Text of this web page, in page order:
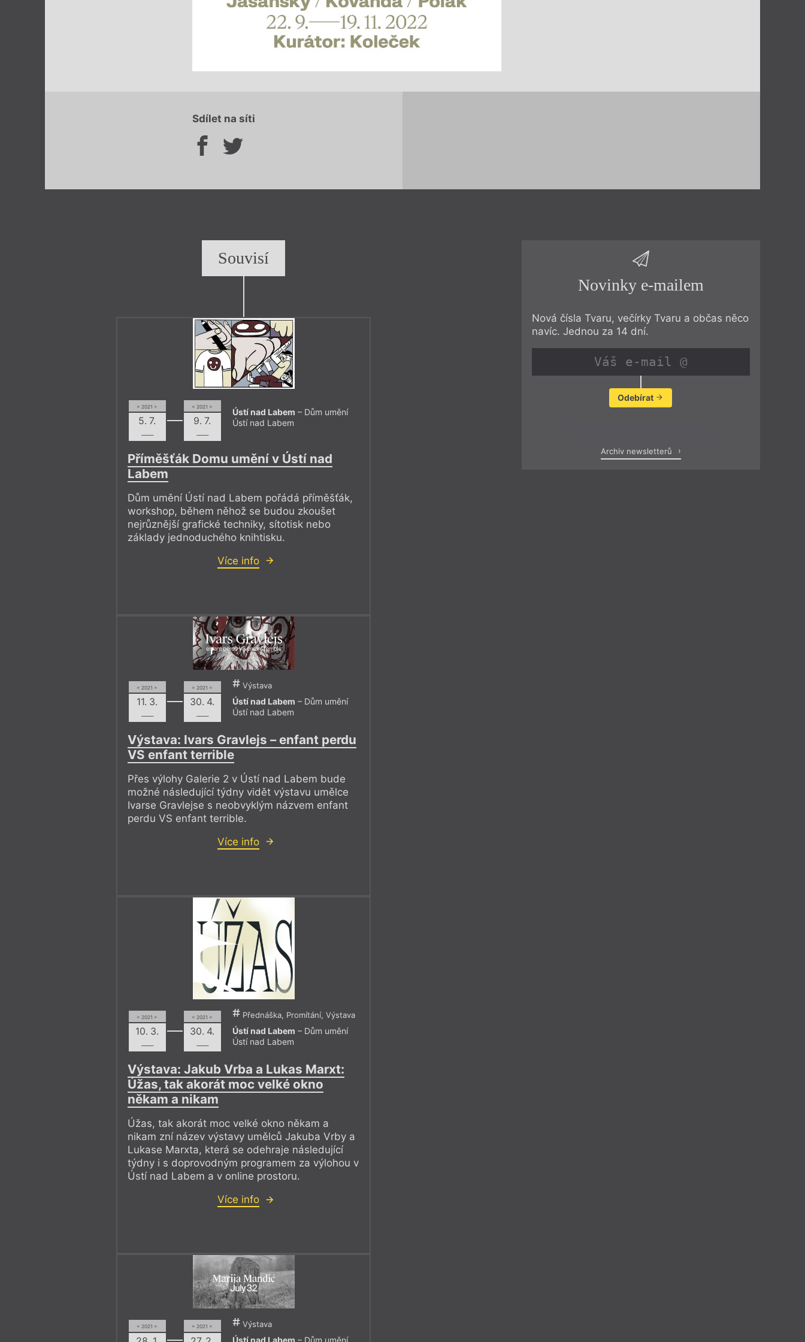
Chviličku.
Sdílet na síti
Souvisí
= 2021 =
5. 7.
––––
= 2021 =
9. 7.
––––
Ústí nad Labem – Dům umění
Ústí nad Labem
Příměšťák Domu umění v Ústí nad
Labem
Dům umění Ústí nad Labem pořádá příměšťák,
workshop, během něhož se budou zkoušet
nejrůznější grafické techniky, sítotisk nebo
základy jednoduchého knihtisku.
Více info
= 2021 =
11. 3.
––––
= 2021 =
30. 4.
––––
Výstava
Ústí nad Labem – Dům umění
Ústí nad Labem
Výstava: Ivars Gravlejs – enfant perdu
VS enfant terrible
Přes výlohy Galerie 2 v Ústí nad Labem bude
možné následující týdny vidět výstavu umělce
Ivarse Gravlejse s neobvyklým názvem enfant
perdu VS enfant terrible.
Více info
= 2021 =
10. 3.
––––
= 2021 =
30. 4.
––––
Přednáška, Promítání, Výstava
Ústí nad Labem – Dům umění
Ústí nad Labem
Výstava: Jakub Vrba a Lukas Marxt:
Úžas, tak akorát moc velké okno
někam a nikam
Úžas, tak akorát moc velké okno někam a
nikam zní název výstavy umělců Jakuba Vrby a
Lukase Marxta, která se odehraje následující
týdny i s doprovodným programem za výlohou v
Ústí nad Labem a v online prostoru.
Více info
= 2021 = = 2021 = Výstava
Ústí nad Labem – Dům umění
Novinky e-mailem
Nová čísla Tvaru, večírky Tvaru a občas něco
navíc. Jednou za 14 dní.
Odebírat
Archiv newsletterů